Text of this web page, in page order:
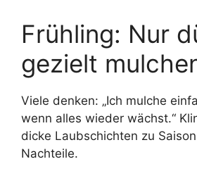
Frühling: Nur
gezielt
Viele denken: „Ich mulche
wenn alles wieder wächst.“
dicke Laubschichten zu
Nachteile.